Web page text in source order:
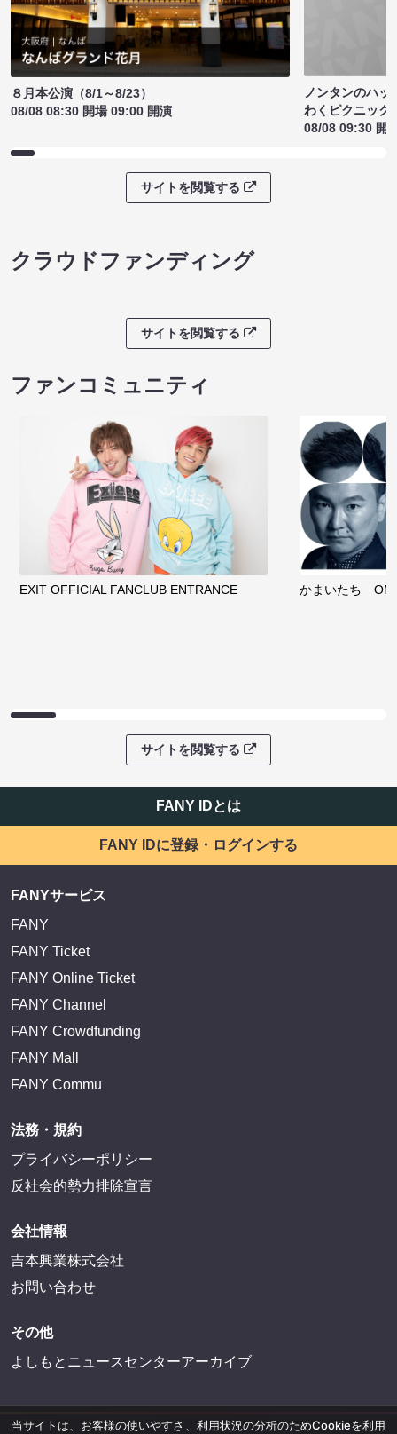
８月本公演（8/1～8/23）
08/08 08:30 開場 09:00 開演
ノンタンのハッ
わくピクニック
08/08 09:30 開
サイトを閲覧する
クラウドファンディング
サイトを閲覧する
ファンコミュニティ
EXIT OFFICIAL FANCLUB ENTRANCE かまいたち
サイトを閲覧する
FANY IDとは
FANY IDに登録・ログインする
FANYサービス
FANY
FANY Ticket
FANY Online Ticket
FANY Channel
FANY Crowdfunding
FANY Mall
FANY Commu
法務・規約
プライバシーポリシー
反社会的勢力排除宣言
会社情報
吉本興業株式会社
お問い合わせ
その他
よしもとニュースセンターアーカイブ
当サイトは、お客様の使いやすさ、利用状況の分析のためCookieを利用